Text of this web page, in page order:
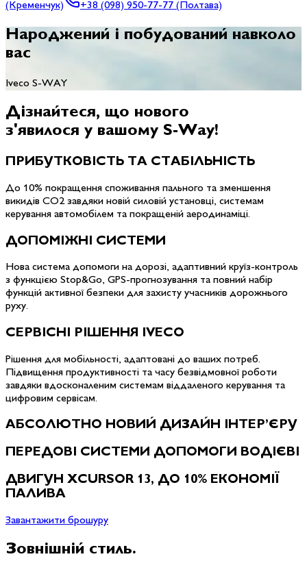
(Кременчук)
+38 (098) 950-77-77 (Полтава)
Народжений і побудований навколо
вас
Iveco S-WAY
Дізнайтеся, що нового
з'явилося у вашому S-Way!
ПРИБУТКОВІСТЬ ТА СТАБІЛЬНІСТЬ
До 10% покращення споживання пального та зменшення
викидів СО2 завдяки новій силовій установці, системам
керування автомобілем та покращеній аеродинаміці.
ДОПОМІЖНІ СИСТЕМИ
Нова система допомоги на дорозі, адаптивний круїз-контроль
з функцією Stop&Go, GPS-прогнозування та повний набір
функцій активної безпеки для захисту учасників дорожнього
руху.
СЕРВІСНІ РІШЕННЯ IVECO
Рішення для мобільності, адаптовані до ваших потреб.
Підвищення продуктивності та часу безвідмовної роботи
завдяки вдосконаленим системам віддаленого керування та
цифровим сервісам.
АБСОЛЮТНО НОВИЙ ДИЗАЙН ІНТЕР’ЄРУ
ПЕРЕДОВІ СИСТЕМИ ДОПОМОГИ ВОДІЄВІ
ДВИГУН XCURSOR 13, ДО 10% ЕКОНОМІЇ
ПАЛИВА
Завантажити брошуру
Зовнішній стиль.